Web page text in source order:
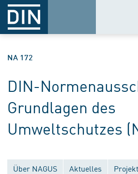
NA 172
DIN-
Grundlagen des
Umweltschutzes
Über NAGUS Aktuelles